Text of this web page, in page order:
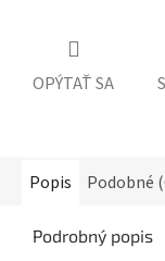
OPÝTAŤ SA
Popis Podobné
Podrobný popis